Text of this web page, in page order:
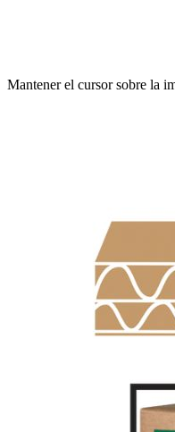
Mantener el cursor sobre la